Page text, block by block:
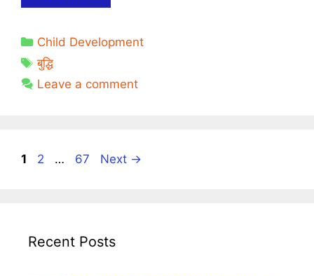
परीक्षण
उसके
Categories
Child Development
Tags
बुद्धि
Leave a comment
Page
1 Page
2 … Page
67 Next →
Recent Posts